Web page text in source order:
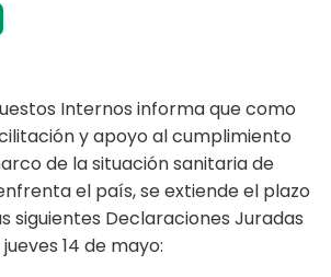
Internos informa que como
y apoyo al cumplimiento
de la situación sanitaria de
el país, se extiende el plazo
siguientes Declaraciones Juradas
14 de mayo: